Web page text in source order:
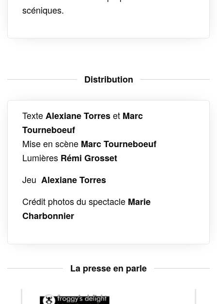
scéniques.
Distribution
TexteAlexiane Torreset Marc
Tourneboeuf
Mise en scène Marc Tourneboeuf
Lumières Rémi Grosset
JeuAlexiane Torres
Crédit photos du spectacle Marie
Charbonnier
La presse en parle